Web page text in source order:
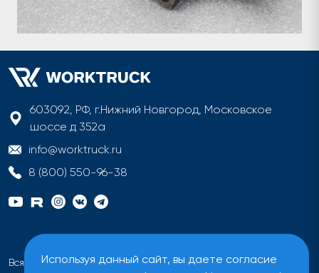
Используя данный сайт, вы даете согласие
603092, РФ, г.Нижний Новгород, Московское
шоссе д 352а
info@worktruck.ru
8 (800) 550-96-38
Вся информация на сайте имеет исключительно